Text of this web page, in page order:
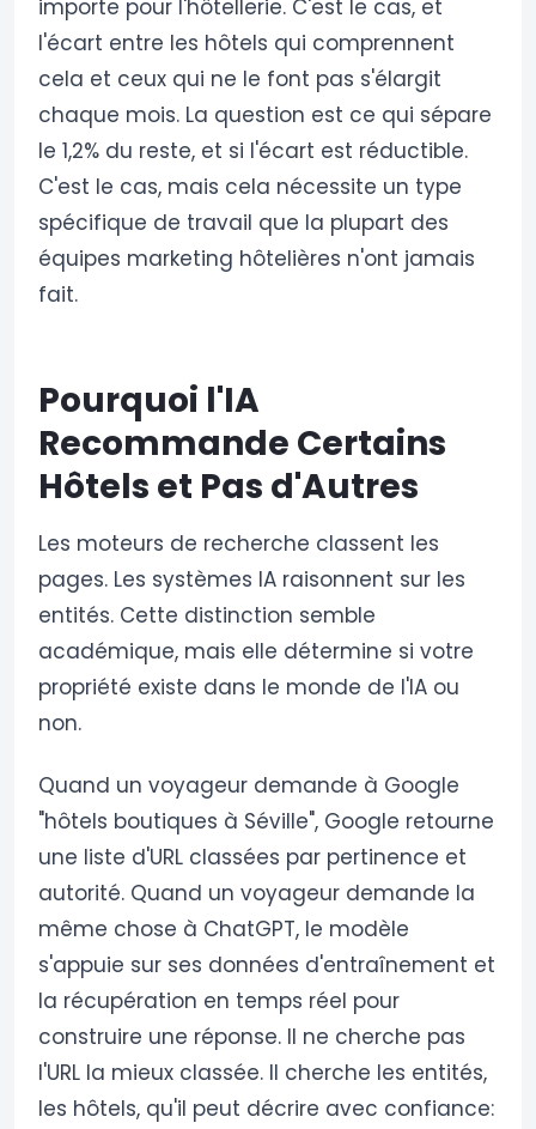
importe pour l'hôtellerie. C'est le cas, et
l'écart entre les hôtels qui comprennent
cela et ceux qui ne le font pas s'élargit
chaque mois. La question est ce qui sépare
le 1,2% du reste, et si l'écart est réductible.
C'est le cas, mais cela nécessite un type
spécifique de travail que la plupart des
équipes marketing hôtelières n'ont jamais
fait.
Pourquoi l'IA
Recommande Certains
Hôtels et Pas d'Autres
Les moteurs de recherche classent les
pages. Les systèmes IA raisonnent sur les
entités. Cette distinction semble
académique, mais elle détermine si votre
propriété existe dans le monde de l'IA ou
non.
Quand un voyageur demande à Google
"hôtels boutiques à Séville", Google retourne
une liste d'URL classées par pertinence et
autorité. Quand un voyageur demande la
même chose à ChatGPT, le modèle
s'appuie sur ses données d'entraînement et
la récupération en temps réel pour
construire une réponse. Il ne cherche pas
l'URL la mieux classée. Il cherche les entités,
les hôtels, qu'il peut décrire avec confiance: